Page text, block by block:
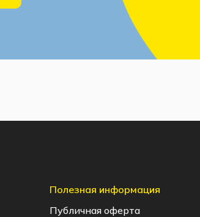
Полезная информация
Публичная оферта